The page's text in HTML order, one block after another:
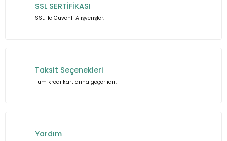
Ürün fiyatı diğer sitelerden daha pahalı.
SSL SERTİFİKASI
SSL ile Güvenli Alışverişler.
Taksit Seçenekleri
Tüm kredi kartlarına geçerlidir.
Yardım